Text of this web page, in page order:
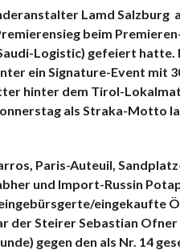
Lamd Salzburg
beim
Logistic) gefeiert hatte.
ein Signature-Event mit
hinter dem Tirol-
als Straka-Motto
Paris-Auteuil,
und Import-Russin
eingekaufte
der Steirer Sebastian Ofner
gegen den als Nr. 14